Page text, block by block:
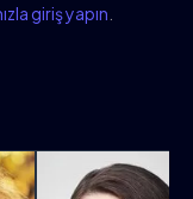
giriş yapın